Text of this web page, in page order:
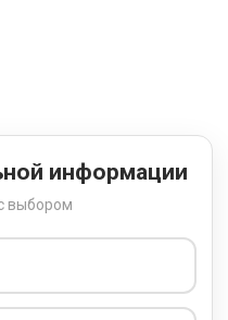
информации
выбором